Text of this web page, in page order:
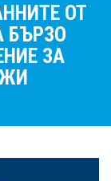
ОТ
БЪРЗО
ЗА